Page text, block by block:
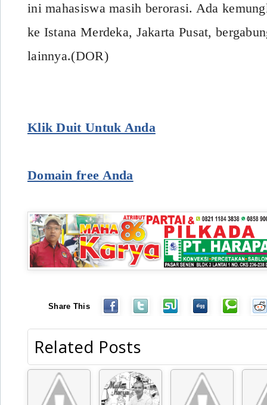
ini mahasiswa masih berorasi. Ada
ke Istana Merdeka, Jakarta Pusat,
lainnya.(DOR)
Klik Duit Untuk Anda
Domain free Anda
Share This
Related Posts